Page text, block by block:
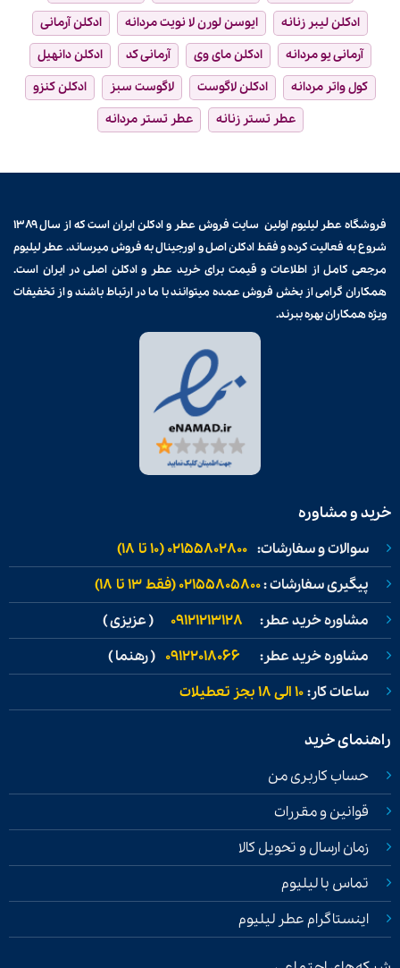
ادکلن لیبر زنانه
ایوسن لورن لا نویت مردانه
ادکلن آرمانی
آرمانی یو مردانه
ادکلن مای وی آرمانی کد
ادکلن دانهیل
کول واتر مردانه
ادکلن لاگوست لاگوست سبز
ادکلن کنزو
عطر تستر زنانه
عطر تستر مردانه
فروشگاه عطر لیلیوم اولین سایت فروشعطر و ادکلن
ایران است که از سال ۱۳۸۹
شروع به فعالیت کرده و فقط ادکلن اصل و اورجینال به فروش میرساند. عطر لیلیوم
مرجعی کامل از اطلاعات و قیمت برایخرید عطر و ادکلن اصلی در ایران است.
همکاران گرامی از بخش فروش عمده میتوانند با ما در ارتباط باشند و از تخفیفات
ویژه همکاران بهره ببرند.
خرید و مشاوره
سوالات و سفارشات: 02155802800 (۱۰ تا ۱۸)
پیگیری سفارشات :02155805800 (فقط ۱۳ تا ۱۸)
مشاوره خرید عطر: 09121213128 ( عزیزی )
مشاوره خرید عطر: 09122018066 ( رهنما )
ساعات کار:۱۰ الی ۱۸ بجز تعطیلات
راهنمای خرید
حساب کاربری من
قوانین و مقررات
زمان ارسال و تحویل کالا
تماس با لیلیوم
اینستاگرام عطر لیلیوم